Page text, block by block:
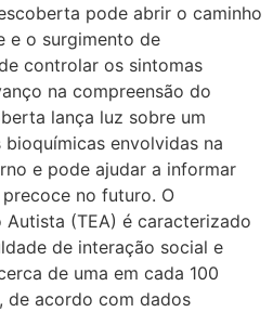
pode abrir o caminho
e o surgimento de
controlar os sintomas
na compreensão do
lança luz sobre um
envolvidas na
e pode ajudar a informar
no futuro. O
(TEA) é caracterizado
de interação social e
de uma em cada 100
de acordo com dados